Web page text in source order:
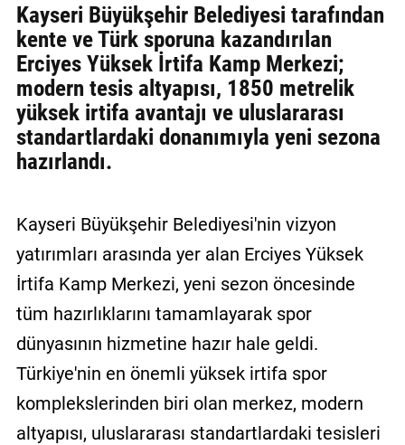
YAZARLAR
BİZE
ULAŞIN
Künye
İletişim
Politikası
Kayseri Büyükşehir Belediyesi tarafından
kente ve Türk sporuna kazandırılan
Erciyes Yüksek İrtifa Kamp Merkezi;
modern tesis altyapısı, 1850 metrelik
yüksek irtifa avantajı ve uluslararası
standartlardaki donanımıyla yeni sezona
hazırlandı.
Kayseri Büyükşehir Belediyesi'nin vizyon
yatırımları arasında yer alan Erciyes Yüksek
İrtifa Kamp Merkezi, yeni sezon öncesinde
tüm hazırlıklarını tamamlayarak spor
dünyasının hizmetine hazır hale geldi.
Türkiye'nin en önemli yüksek irtifa spor
komplekslerinden biri olan merkez, modern
altyapısı, uluslararası standartlardaki tesisleri